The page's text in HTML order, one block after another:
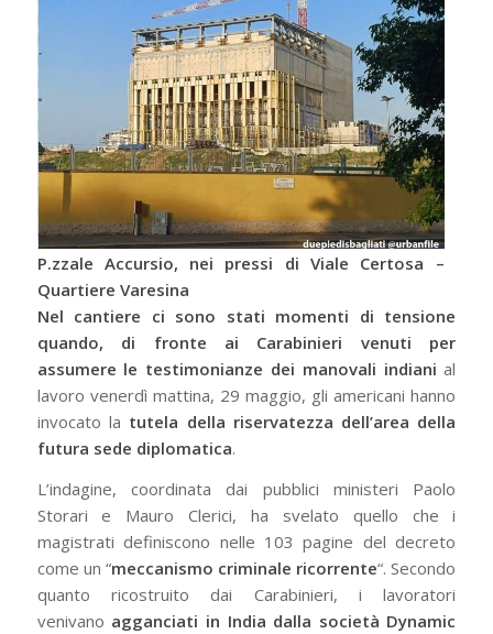
P.zzale Accursio, nei pressi di Viale Certosa –
Quartiere Varesina
Nel cantiere ci sono stati momenti di tensione
quando, di fronte ai Carabinieri venuti per
assumere le testimonianze dei manovali indiani al
lavoro venerdì mattina, 29 maggio, gli americani hanno
invocato la tutela della riservatezza dell’area della
futura sede diplomatica.
L’indagine, coordinata dai pubblici ministeri Paolo
Storari e Mauro Clerici, ha svelato quello che i
magistrati definiscono nelle 103 pagine del decreto
come un “meccanismo criminale ricorrente“. Secondo
quanto ricostruito dai Carabinieri, i lavoratori
venivano agganciati in India dalla società Dynamic